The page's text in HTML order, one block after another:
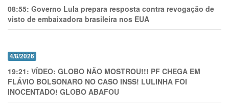
08:55: Governo Lula prepara resposta contra revogação de
visto de embaixadora brasileira nos EUA
4/8/2026
19:21: VÍDEO: GLOBO NÃO MOSTROU!!! PF CHEGA EM
FLÁVIO BOLSONARO NO CASO INSS! LULINHA FOI
INOCENTADO! GLOBO ABAFOU